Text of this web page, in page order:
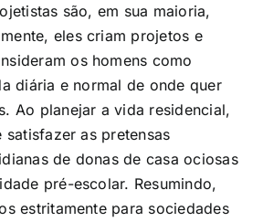
são, em sua maioria,
eles criam projetos e
os homens como
diária e normal de onde quer
Ao planejar a vida residencial,
as pretensas
de donas de casa ociosas
pré-escolar. Resumindo,
estritamente para sociedades